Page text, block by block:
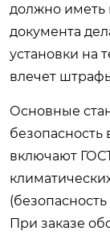
должно иметь
документа
установки на
влечет
Основные
безопасность
включают
При заказе